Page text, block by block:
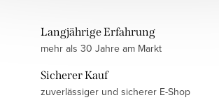
Langjährige Erfahrung
mehr als 30 Jahre am Markt
Sicherer Kauf
zuverlässiger und sicherer E-Shop